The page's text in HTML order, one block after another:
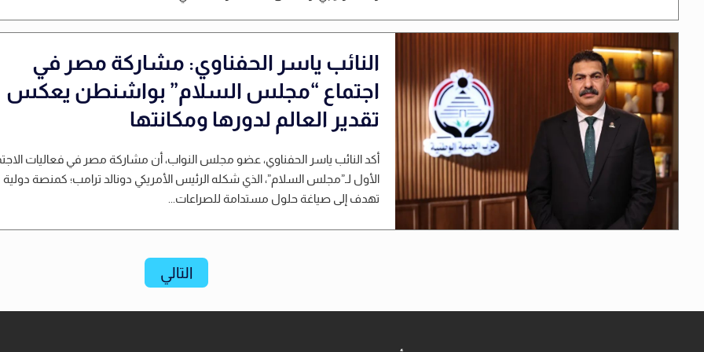
النائب ياسر الحفناوي: مشاركة مصر في
اجتماع “مجلس السلام” بواشنطن يعكس
تقدير العالم لدورها ومكانتها
أكد النائب ياسر الحفناوي، عضو مجلس النواب، أن مشاركة مصر في فعاليات
الأول لـ”مجلس السلام”، الذي شكله الرئيس الأمريكي دونالد ترامب؛ كمنصة دولية
تهدف إلى صياغة حلول مستدامة للصراعات...
التالي